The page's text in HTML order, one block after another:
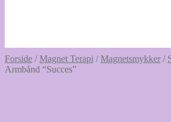
Forside /Magnet Terapi /Magnetsmykker /
Armbånd “Succes”